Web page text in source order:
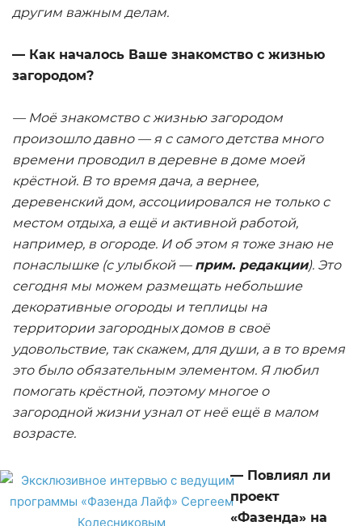
другим важным делам.
— Как началось Ваше знакомство с жизнью
загородом?
— Моё знакомство с жизнью загородом
произошло давно — я с самого детства много
времени проводил в деревне в доме моей
крёстной. В то время дача, а вернее,
деревенский дом, ассоциировался не только с
местом отдыха, а ещё и активной работой,
например, в огороде. И об этом я тоже знаю не
понаслышке (с улыбкой — прим. редакции). Это
сегодня мы можем размещать небольшие
декоративные огороды и теплицы на
территории загородных домов в своё
удовольствие, так скажем, для души, а в то время
это было обязательным элементом. Я любил
помогать крёстной, поэтому многое о
загородной жизни узнал от неё ещё в малом
возрасте.
— Повлиял ли
проект
«Фазенда» на